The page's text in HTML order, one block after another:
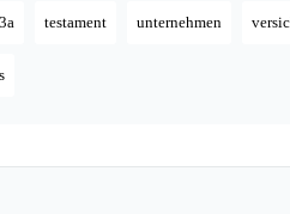
testament unternehmen